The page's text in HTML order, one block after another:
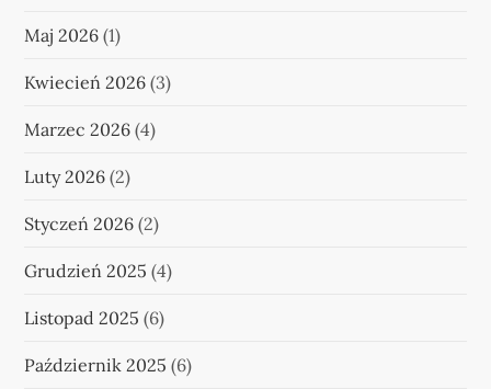
Maj 2026 (1)
Kwiecień 2026 (3)
Marzec 2026 (4)
Luty 2026 (2)
Styczeń 2026 (2)
Grudzień 2025 (4)
Listopad 2025 (6)
Październik 2025 (6)